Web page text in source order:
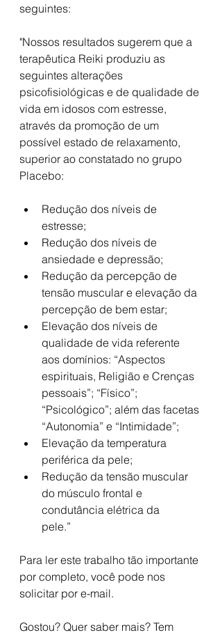
seguintes:
"Nossos resultados sugerem que a
terapêutica Reiki produziu as
seguintes alterações
psicofisiológicas e de qualidade de
vida em idosos com estresse,
através da promoção de um
possível estado de relaxamento,
superior ao constatado no grupo
Placebo:
Redução dos níveis de
estresse;
Redução dos níveis de
ansiedade e depressão;
Redução da percepção de
tensão muscular e elevação da
percepção de bem estar;
Elevação dos níveis de
qualidade de vida referente
aos domínios: “Aspectos
espirituais, Religião e Crenças
pessoais”; “Físico”;
“Psicológico”; além das facetas
“Autonomia” e “Intimidade”;
Elevação da temperatura
periférica da pele;
Redução da tensão muscular
do músculo frontal e
condutância elétrica da
pele.”
Para ler este trabalho tão importante
por completo, você pode nos
solicitar por e-mail.
Gostou? Quer saber mais? Tem